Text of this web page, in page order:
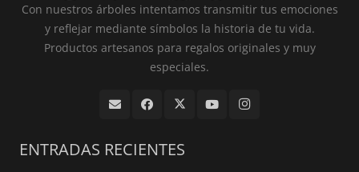
Con nuestros árboles intentamos transmitir tus emociones
y reflejar mediante símbolos la historia de tu vida.
Productos artesanos para regalos originales y muy
especiales.
ENTRADAS RECIENTES